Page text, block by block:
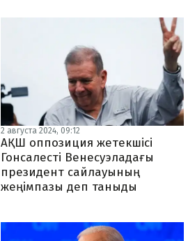
2 августа 2024, 09:12
АҚШ оппозиция жетекшісі
Гонсалесті Венесуэладағы
президент сайлауының
жеңімпазы деп таныды